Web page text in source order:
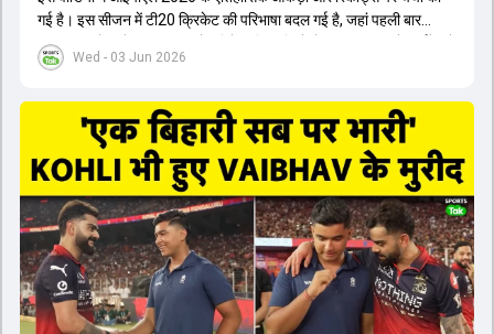
Wed - 03 Jun 2026
गई है। इस सीजन में टी20 क्रिकेट की परिभाषा बदल गई है, जहां पहली बार
भारतीय बल्लेबाजों का स्ट्राइक रेट विदेशी खिलाड़ियों से ज्यादा रहा। पूरे टूर्नामेंट में
1426 छक्के लगे और 65 बार टीमों ने 200 से ज्यादा का स्कोर बनाया, जो एक
स्ट्राइक रेट के साथ मोस्ट वैल्युएबल प्लेयर का खिताब जीता। इसके अलावा पंजाब
और बेंगलुरु के प्रदर्शन के साथ-साथ लक्ष्य का पीछा करने वाली टीमों की सफलता
के आंकड़ों का भी विश्लेषण किया गया है।